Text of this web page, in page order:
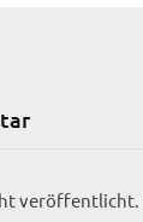
veröffentlicht.